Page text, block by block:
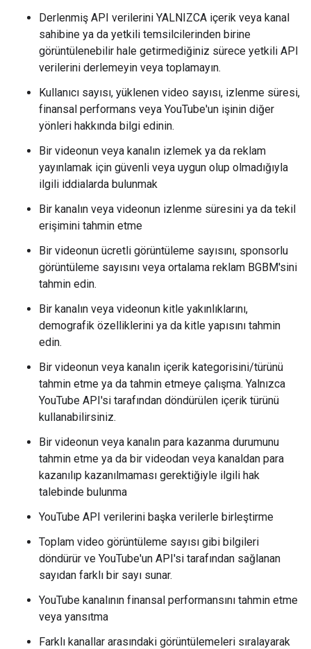
Derlenmiş API verilerini YALNIZCA içerik veya kanal
sahibine ya da yetkili temsilcilerinden birine
görüntülenebilir hale getirmediğiniz sürece yetkili API
verilerini derlemeyin veya toplamayın.
Kullanıcı sayısı, yüklenen video sayısı, izlenme süresi,
finansal performans veya YouTube'un işinin diğer
yönleri hakkında bilgi edinin.
Bir videonun veya kanalın izlemek ya da reklam
yayınlamak için güvenli veya uygun olup olmadığıyla
ilgili iddialarda bulunmak
Bir kanalın veya videonun izlenme süresini ya da tekil
erişimini tahmin etme
Bir videonun ücretli görüntüleme sayısını, sponsorlu
görüntüleme sayısını veya ortalama reklam BGBM'sini
tahmin edin.
Bir kanalın veya videonun kitle yakınlıklarını,
demografik özelliklerini ya da kitle yapısını tahmin
edin.
Bir videonun veya kanalın içerik kategorisini/türünü
tahmin etme ya da tahmin etmeye çalışma. Yalnızca
YouTube API'si tarafından döndürülen içerik türünü
kullanabilirsiniz.
Bir videonun veya kanalın para kazanma durumunu
tahmin etme ya da bir videodan veya kanaldan para
kazanılıp kazanılmaması gerektiğiyle ilgili hak
talebinde bulunma
YouTube API verilerini başka verilerle birleştirme
Toplam video görüntüleme sayısı gibi bilgileri
döndürür ve YouTube'un API'si tarafından sağlanan
sayıdan farklı bir sayı sunar.
YouTube kanalının finansal performansını tahmin etme
veya yansıtma
Farklı kanallar arasındaki görüntülemeleri sıralayarak